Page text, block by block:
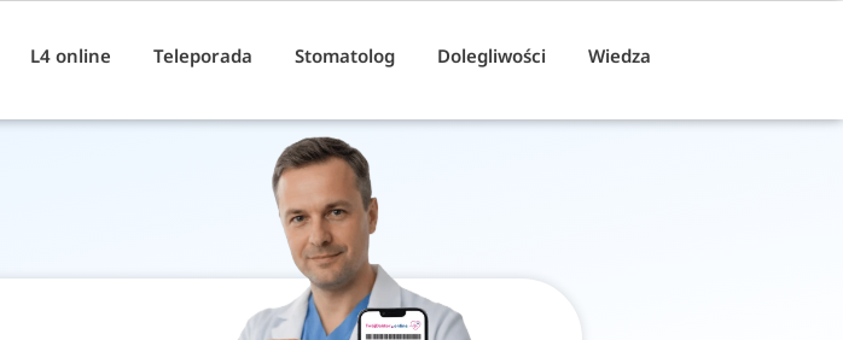
L4 online Teleporada Stomatolog Dolegliwości Wiedza